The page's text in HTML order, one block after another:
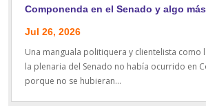
Componenda en el Senado y algo más
Jul 26, 2026
Una manguala politiquera y clientelista como
la plenaria del Senado no había ocurrido en
porque no se hubieran...